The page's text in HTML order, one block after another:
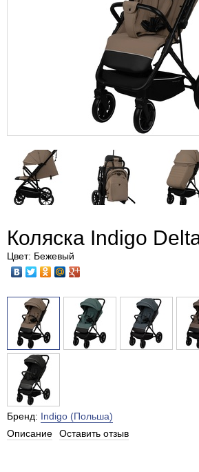
Коляска Indigo
Цвет: Бежевый
Бренд: Indigo (Польша)
Описание
Оставить отзыв